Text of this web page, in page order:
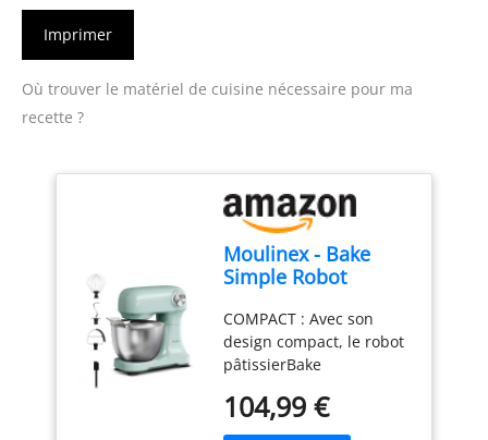
Imprimer
Où trouver le matériel de cuisine nécessaire pour ma
recette ?
Moulinex - Bake
Simple Robot
fouet, batteur et
crochet
COMPACT : Avec son
design compact, le robot
pâtissierBake
parfaitement à toutes les
cuisines - sataillen'est
104,99 €